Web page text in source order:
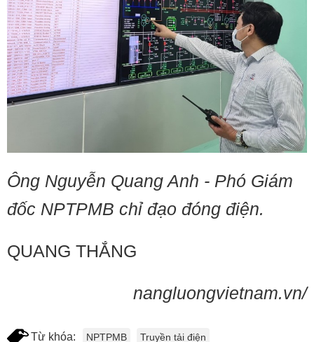
Ông Nguyễn Quang Anh - Phó Giám
đốc NPTPMB chỉ đạo đóng điện.
QUANG THẮNG
nangluongvietnam.vn/
Từ khóa: NPTPMB Truyền tải điện